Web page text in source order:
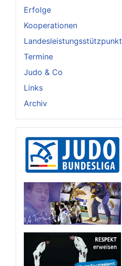
Erfolge
Kooperationen
Landesleistungsstützpunkt
Termine
Judo & Co
Links
Archiv